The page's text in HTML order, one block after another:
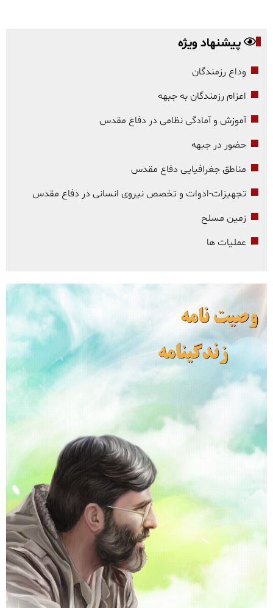
پیشنهاد ویژه
وداع رزمندگان
اعزام رزمندگان به جبهه
آموزش و آمادگی نظامی در دفاع مقدس
حضور در جبهه
مناطق جغرافیایی دفاع مقدس
تجهیزات-ادوات و تخصص نیروی انسانی در دفاع مقدس
زمین مسلح
عملیات ها